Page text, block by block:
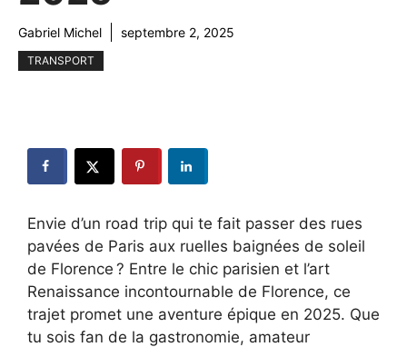
Gabriel Michel septembre 2, 2025
TRANSPORT
Envie d’un road trip qui te fait passer des rues
pavées de Paris aux ruelles baignées de soleil
de Florence ? Entre le chic parisien et l’art
Renaissance incontournable de Florence, ce
trajet promet une aventure épique en 2025. Que
tu sois fan de la gastronomie, amateur